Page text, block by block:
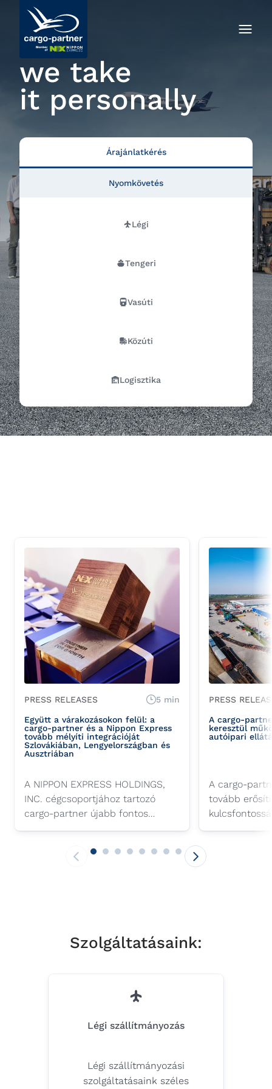
we take
it personally
Árajánlatkérés
Légi
Tengeri
Vasúti
Közúti
Logisztika
Nyomkövetés
PRESS RELEASES 5 min
Együtt a várakozásokon felül: a
cargo-partner és a Nippon Express
tovább mélyíti integrációját
Szlovákiában, Lengyelországban és
Ausztriában
A NIPPON EXPRESS HOLDINGS,
INC. cégcsoportjához tartozó
cargo-partner újabb fontos
mérföldköhöz érkezett közép-
kihasználva a saját erősségeit.
PRESS
A cargo-
keresztül
autóipari
A cargo-
tovább
központ
Szolgáltatásaink:
Légi szállítmányozás
Légi szállítmányozási
szolgáltatásaink széles